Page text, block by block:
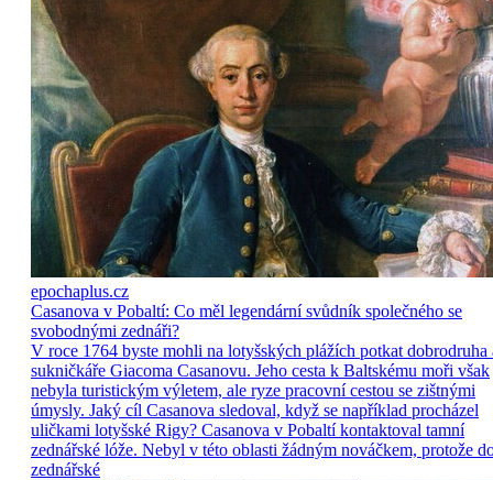
epochaplus.cz
Casanova v Pobaltí: Co měl legendární svůdník společného se
svobodnými zednáři?
V roce 1764 byste mohli na lotyšských plážích potkat dobrodruha
sukničkáře Giacoma Casanovu. Jeho cesta k Baltskému moři však
nebyla turistickým výletem, ale ryze pracovní cestou se zištnými
úmysly. Jaký cíl Casanova sledoval, když se například procházel
uličkami lotyšské Rigy? Casanova v Pobaltí kontaktoval tamní
zednářské lóže. Nebyl v této oblasti žádným nováčkem, protože
zednářské